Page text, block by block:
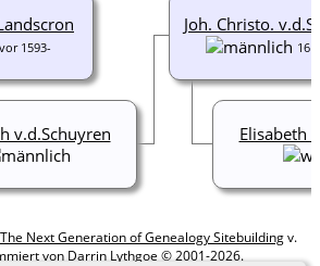
Joh. Christo.
Elisabeth
vor 1593-
v.d.Schuyren
The Next Generation of Genealogy Sitebuildingv.
von Darrin Lythgoe © 2001-2026.